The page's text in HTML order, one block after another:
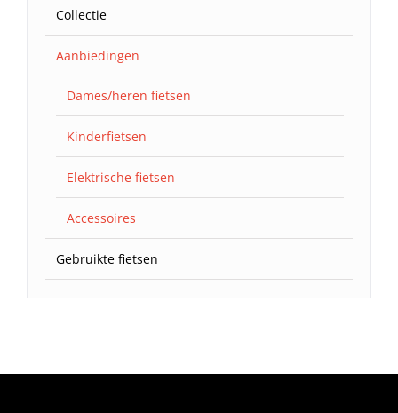
Collectie
Aanbiedingen
Dames/heren fietsen
Kinderfietsen
Elektrische fietsen
Accessoires
Gebruikte fietsen